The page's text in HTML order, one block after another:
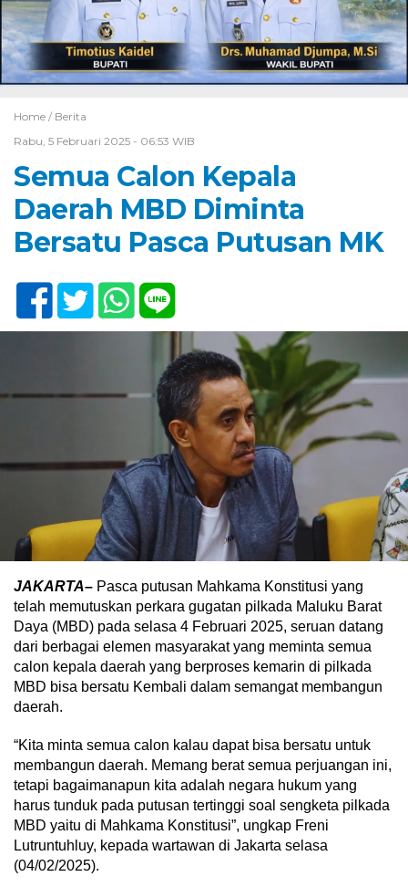
Home / Berita
Rabu, 5 Februari 2025 - 06:53 WIB
Semua Calon Kepala
Daerah MBD Diminta
Bersatu Pasca Putusan MK
JAKARTA– Pasca putusan Mahkama Konstitusi yang
telah memutuskan perkara gugatan pilkada Maluku Barat
Daya (MBD) pada selasa 4 Februari 2025, seruan datang
dari berbagai elemen masyarakat yang meminta semua
calon kepala daerah yang berproses kemarin di pilkada
MBD bisa bersatu Kembali dalam semangat membangun
daerah.
“Kita minta semua calon kalau dapat bisa bersatu untuk
membangun daerah. Memang berat semua perjuangan ini,
tetapi bagaimanapun kita adalah negara hukum yang
harus tunduk pada putusan tertinggi soal sengketa pilkada
MBD yaitu di Mahkama Konstitusi”, ungkap Freni
Lutruntuhluy, kepada wartawan di Jakarta selasa
(04/02/2025).